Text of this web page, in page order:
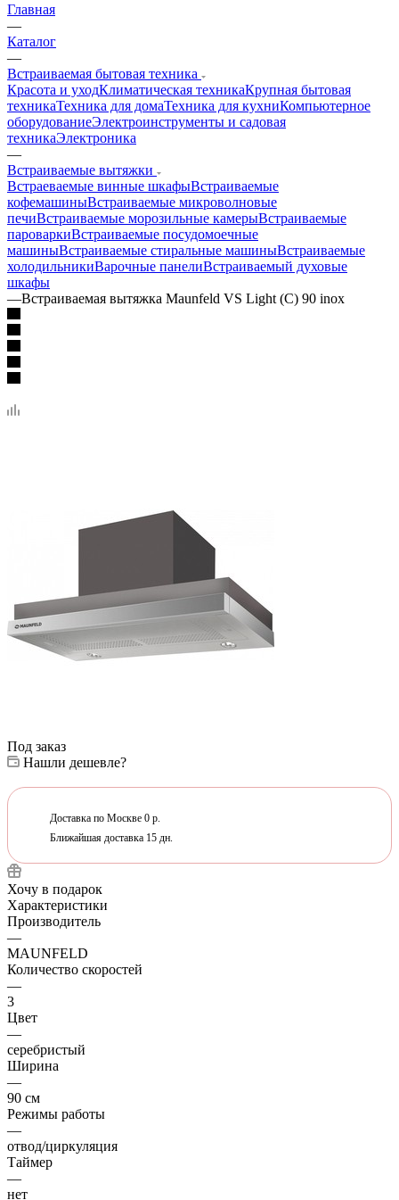
Главная
—
Каталог
—
Встраиваемая бытовая техника
Красота и уходКлиматическая техникаКрупная бытовая
техникаТехника для домаТехника для кухниКомпьютерное
оборудованиеЭлектроинструменты и садовая
техникаЭлектроника
—
Встраиваемые вытяжки
Встраеваемые винные шкафыВстраиваемые
кофемашиныВстраиваемые микроволновые
печиВстраиваемые морозильные камерыВстраиваемые
пароваркиВстраиваемые посудомоечные
машиныВстраиваемые стиральные машиныВстраиваемые
холодильникиВарочные панелиВстраиваемый духовые
шкафы
—Встраиваемая вытяжка Maunfeld VS Light (C) 90 inox
Под заказ
Нашли дешевле?
Доставка по Москве 0 р.
Ближайшая доставка 15 дн.
Хочу в подарок
Характеристики
Производитель
—
MAUNFELD
Количество скоростей
—
3
Цвет
—
серебристый
Ширина
—
90 см
Режимы работы
—
отвод/циркуляция
Таймер
—
нет